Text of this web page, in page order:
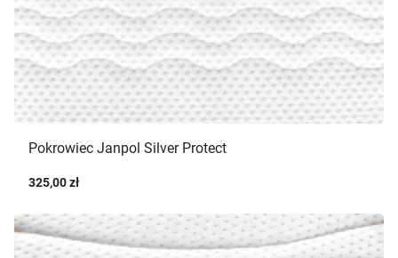
Pokrowiec Janpol Silver Protect
325,00 zł